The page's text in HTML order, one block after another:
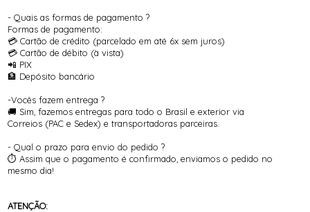
- Quais as formas de pagamento ?
Formas de pagamento:
💳 Cartão de crédito (parcelado em até 6x sem juros)
💳 Cartão de débito (à vista)
📲 PIX
🏦 Depósito bancário
-Vocês fazem entrega ?
🚚 Sim, fazemos entregas para todo o Brasil e exterior via
Correios (PAC e Sedex) e transportadoras parceiras.
- Qual o prazo para envio do pedido ?
⏱️ Assim que o pagamento é confirmado, enviamos o pedido no
mesmo dia!
ATENÇÃO: